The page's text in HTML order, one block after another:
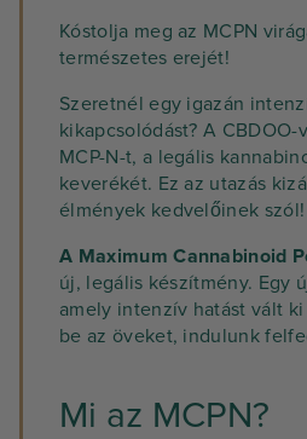
Kóstolja meg az MCPN
természetes erejét!
Szeretnél egy igazán
kikapcsolódást? A
MCP-N-t, a legális
keverékét. Ez az utazás
élmények kedvelőinek szól!
A Maximum Cannabinoid
új, legális készítmény. Egy
amely intenzív hatást vált
be az öveket, indulunk
Mi az MCPN?